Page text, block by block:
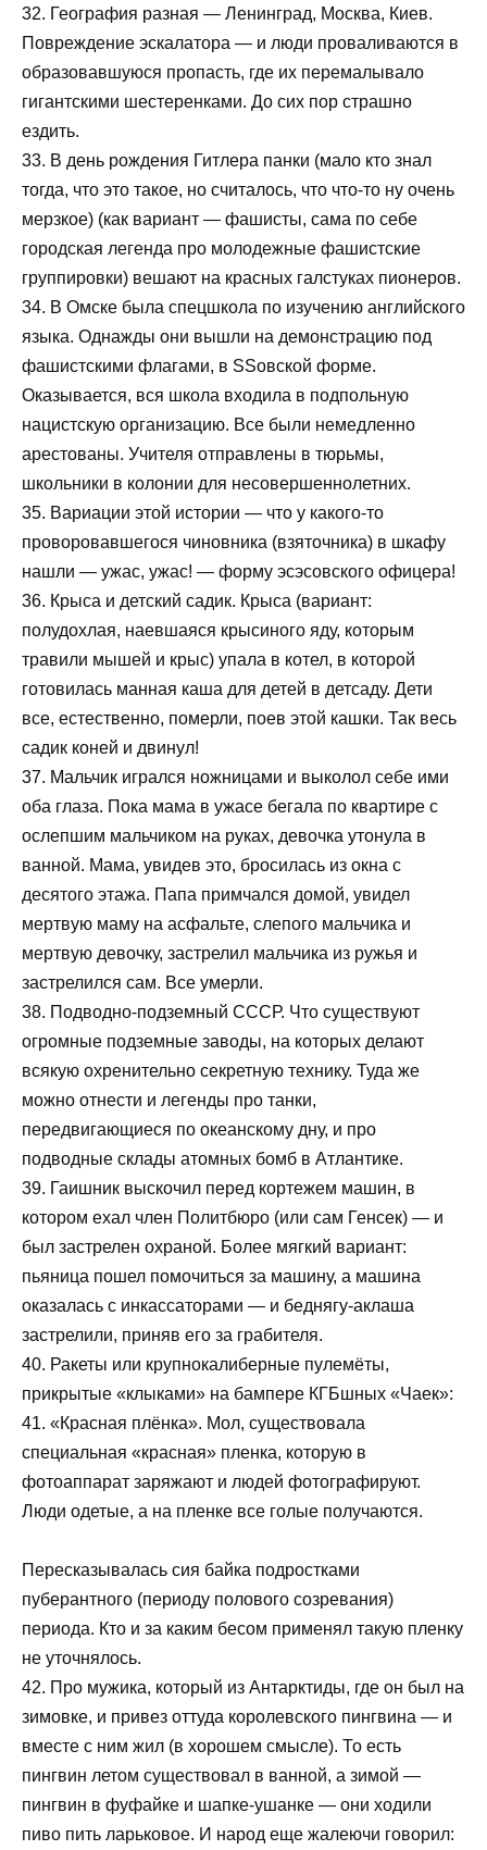
32. География разная — Ленинград, Москва, Киев.
Повреждение эскалатора — и люди проваливаются в
образовавшуюся пропасть, где их перемалывало
гигантскими шестеренками. До сих пор страшно
ездить.
33. В день рождения Гитлера панки (мало кто знал
тогда, что это такое, но считалось, что что-то ну очень
мерзкое) (как вариант — фашисты, сама по себе
городская легенда про молодежные фашистские
группировки) вешают на красных галстуках пионеров.
34. В Омске была спецшкола по изучению английского
языка. Однажды они вышли на демонстрацию под
фашистскими флагами, в SSовской форме.
Оказывается, вся школа входила в подпольную
нацистскую организацию. Все были немедленно
арестованы. Учителя отправлены в тюрьмы,
школьники в колонии для несовершеннолетних.
35. Вариации этой истории — что у какого-то
проворовавшегося чиновника (взяточника) в шкафу
нашли — ужас, ужас! — форму эсэсовского офицера!
36. Крыса и детский садик. Крыса (вариант:
полудохлая, наевшаяся крысиного яду, которым
травили мышей и крыс) упала в котел, в которой
готовилась манная каша для детей в детсаду. Дети
все, естественно, померли, поев этой кашки. Так весь
садик коней и двинул!
37. Мальчик игрался ножницами и выколол себе ими
оба глаза. Пока мама в ужасе бегала по квартире с
ослепшим мальчиком на руках, девочка утонула в
ванной. Мама, увидев это, бросилась из окна с
десятого этажа. Папа примчался домой, увидел
мертвую маму на асфальте, слепого мальчика и
мертвую девочку, застрелил мальчика из ружья и
застрелился сам. Все умерли.
38. Подводно-подземный СССР. Что существуют
огромные подземные заводы, на которых делают
всякую охренительно секретную технику. Туда же
можно отнести и легенды про танки,
передвигающиеся по океанскому дну, и про
подводные склады атомных бомб в Атлантике.
39. Гаишник выскочил перед кортежем машин, в
котором ехал член Политбюро (или сам Генсек) — и
был застрелен охраной. Более мягкий вариант:
пьяница пошел помочиться за машину, а машина
оказалась с инкассаторами — и беднягу-аклаша
застрелили, приняв его за грабителя.
40. Ракеты или крупнокалиберные пулемёты,
прикрытые «клыками» на бампере КГБшных «Чаек»:
41. «Красная плёнка». Мол, существовала
специальная «красная» пленка, которую в
фотоаппарат заряжают и людей фотографируют.
Люди одетые, а на пленке все голые получаются.
Пересказывалась сия байка подростками
пуберантного (периоду полового созревания)
периода. Кто и за каким бесом применял такую пленку
не уточнялось.
42. Про мужика, который из Антарктиды, где он был на
зимовке, и привез оттуда королевского пингвина — и
вместе с ним жил (в хорошем смысле). То есть
пингвин летом существовал в ванной, а зимой —
пингвин в фуфайке и шапке-ушанке — они ходили
пиво пить ларьковое. И народ еще жалеючи говорил: